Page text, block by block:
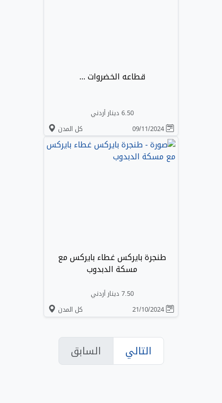
قطاعه الخضروات ...
6.50 دينار أردني
كل المدن
طنجرة بايركس غطاء بايركس مع
مسكة الدبدوب
7.50 دينار أردني
كل المدن
السابق التالي